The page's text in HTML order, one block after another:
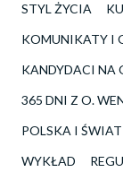
STYL ŻYCIA
KOMUNIKATY I
KANDYDACI NA
365 DNI Z O.
POLSKA I ŚWIAT
WYKŁAD